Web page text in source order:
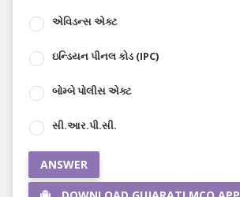
એવિડન્સ એક્ટ
ઇન્ડિયન પીનલ કોડ (IPC)
બોમ્બે પોલીસ એક્ટ
સી.આર.પી.સી.
ANSWER